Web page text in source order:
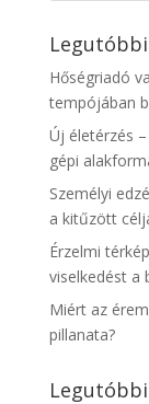
Hőségriadó
tempójában
Új életérzés
gépi
Személyi
a kitűzött
Érzelmi
viselkedést a
Miért az
pillanata?